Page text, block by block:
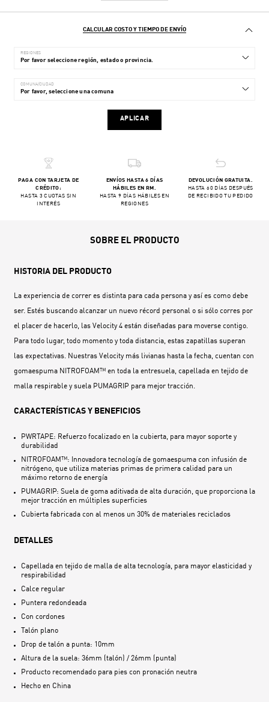
CALCULAR COSTO Y TIEMPO DE ENVÍO
REGIONES
COMUNA/CIUDAD
APLICAR
PAGA CON TARJETA DE
CRÉDITO:
HASTA 3 CUOTAS SIN
INTERÉS
ENVÍOS HASTA 6 DÍAS
HÁBILES EN RM.
HASTA 9 DÍAS HÁBILES EN
REGIONES
DEVOLUCIÓN GRATUITA.
HASTA 60 DÍAS DESPUÉS
DE RECIBIDO TU PEDIDO
SOBRE EL PRODUCTO
HISTORIA DEL PRODUCTO
La experiencia de correr es distinta para cada persona y así es como debe
ser. Estés buscando alcanzar un nuevo récord personal o si sólo corres por
el placer de hacerlo, las Velocity 4 están diseñadas para moverse contigo.
Para todo lugar, todo momento y toda distancia, estas zapatillas superan
las expectativas. Nuestras Velocity más livianas hasta la fecha, cuentan con
gomaespuma NITROFOAM™ en toda la entresuela, capellada en tejido de
malla respirable y suela PUMAGRIP para mejor tracción.
CARACTERÍSTICAS Y BENEFICIOS
PWRTAPE: Refuerzo focalizado en la cubierta, para mayor soporte y
durabilidad
NITROFOAM™: Innovadora tecnología de gomaespuma con infusión de
nitrógeno, que utiliza materias primas de primera calidad para un
máximo retorno de energía
PUMAGRIP: Suela de goma aditivada de alta duración, que proporciona la
mejor tracción en múltiples superficies
Cubierta fabricada con al menos un 30% de materiales reciclados
DETALLES
Capellada en tejido de malla de alta tecnología, para mayor elasticidad y
respirabilidad
Calce regular
Puntera redondeada
Con cordones
Talón plano
Drop de talón a punta: 10mm
Altura de la suela: 36mm (talón) / 26mm (punta)
Producto recomendado para pies con pronación neutra
Hecho en China